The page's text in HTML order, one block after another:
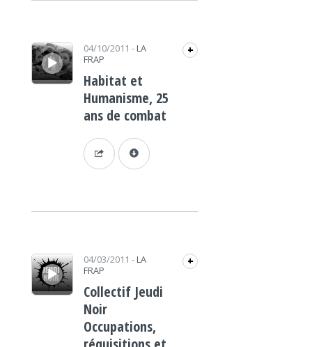
Lecteur audio 04/10/2011 - LA
FRAP
+
Habitat et
Humanisme, 25
ans de combat
Lecteur audio 04/03/2011 - LA
FRAP
+
Collectif Jeudi
Noir
Occupations,